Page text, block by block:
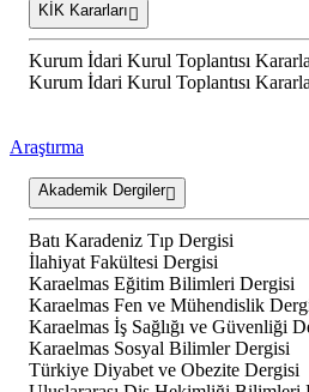
KİK Kararları
Kurum İdari Kurul Toplantısı
Kurum İdari Kurul Toplantısı
Araştırma
Akademik Dergiler
Batı Karadeniz Tıp Dergisi
İlahiyat Fakültesi Dergisi
Karaelmas Eğitim Bilimleri Dergisi
Karaelmas Fen ve Mühendislik
Karaelmas İş Sağlığı ve Güvenliği
Karaelmas Sosyal Bilimler Dergisi
Türkiye Diyabet ve Obezite Dergisi